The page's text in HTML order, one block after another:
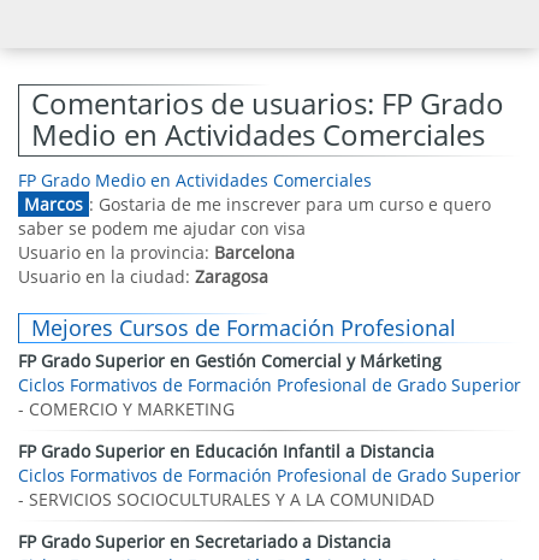
Comentarios de usuarios: FP Grado
Medio en Actividades Comerciales
FP Grado Medio en Actividades Comerciales
Marcos : Gostaria de me inscrever para um curso e quero
saber se podem me ajudar con visa
Usuario en la provincia: Barcelona
Usuario en la ciudad: Zaragosa
Mejores Cursos de Formación Profesional
FP Grado Superior en Gestión Comercial y Márketing
Ciclos Formativos de Formación Profesional de Grado Superior
- COMERCIO Y MARKETING
FP Grado Superior en Educación Infantil a Distancia
Ciclos Formativos de Formación Profesional de Grado Superior
- SERVICIOS SOCIOCULTURALES Y A LA COMUNIDAD
FP Grado Superior en Secretariado a Distancia